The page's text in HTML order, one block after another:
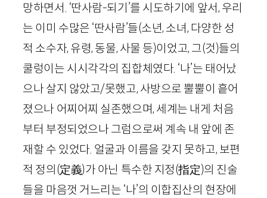
망하면서. ‘딴사람-되기’를 시도하기에 앞서, 우리
는 이미 수많은 ‘딴사람’들(소년, 소녀, 다양한 성
적 소수자, 유령, 동물, 사물 등)이었고, 그(것)들의
쿨렁이는 시시각각의 집합체였다. ‘나’는 태어났
으나 살지 않았고/못했고, 사방으로 뿔뿔이 흩어
졌으나 어찌어찌 실존했으며, 세계는 내게 처음
부터 부정되었으나 그럼으로써 계속 내 앞에 존
재할 수 있었다. 얼굴과 이름을 갖지 못하고, 보편
적 정의 (定義)가 아닌 특수한 지정(指定)의 진술
들을 마음껏 거느리는 ‘나’의 이합집산의 현장에